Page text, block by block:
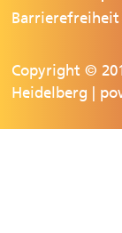
Barrierefreiheit
Copyright ©
Heidelberg |